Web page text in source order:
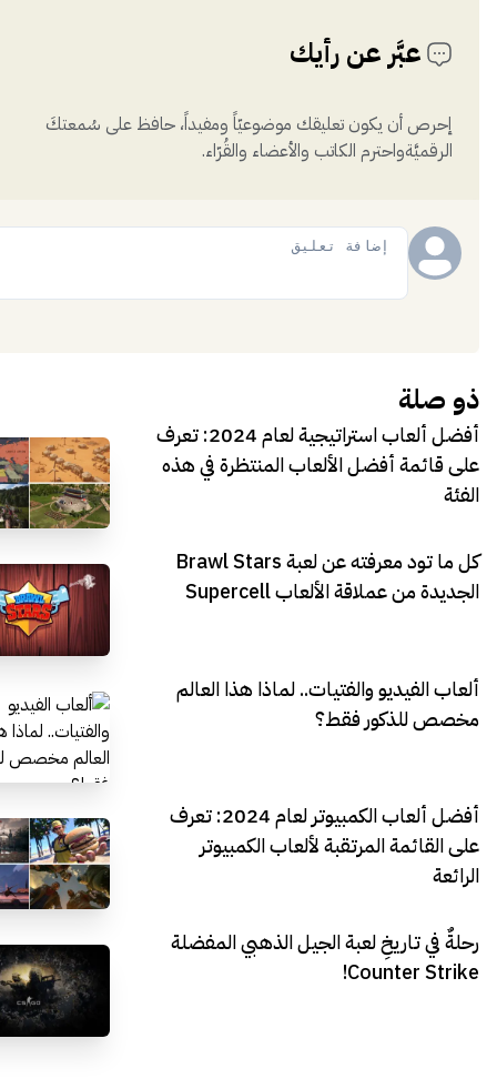
عبَّر عن رأيك
إحرص أن يكون تعليقك موضوعيّاً ومفيداً، حافظ على سُمعتكَ
الرقميَّةواحترم الكاتب والأعضاء والقُرّاء.
ذو صلة
أفضل ألعاب استراتيجية لعام 2024: تعرف
على قائمة أفضل الألعاب المنتظرة في هذه
الفئة
كل ما تود معرفته عن لعبة Brawl Stars
الجديدة من عملاقة الألعاب Supercell
ألعاب الفيديو والفتيات.. لماذا هذا العالم
مخصص للذكور فقط؟
أفضل ألعاب الكمبيوتر لعام 2024: تعرف
على القائمة المرتقبة لألعاب الكمبيوتر
الرائعة
رحلةٌ في تاريخِ لعبة الجيل الذهبي المفضلة
Counter Strike!